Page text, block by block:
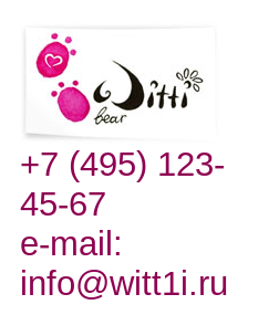
+7 (495) 123-
45-67
e-mail:
info@witt1i.ru